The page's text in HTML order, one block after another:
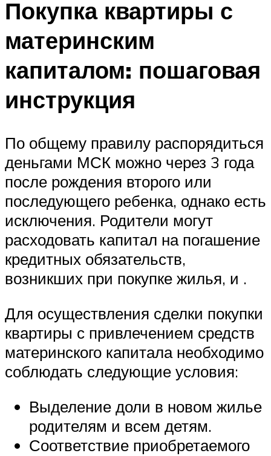
Покупка квартиры с
материнским
капиталом: пошаговая
инструкция
По общему правилу распорядиться
деньгами МСК можно через 3 года
после рождения второго или
последующего ребенка, однако есть
исключения. Родители могут
расходовать капитал на погашение
кредитных обязательств,
возникших при покупке жилья, и .
Для осуществления сделки покупки
квартиры с привлечением средств
материнского капитала необходимо
соблюдать следующие условия:
Выделение доли в новом жилье
родителям и всем детям.
Соответствие приобретаемого